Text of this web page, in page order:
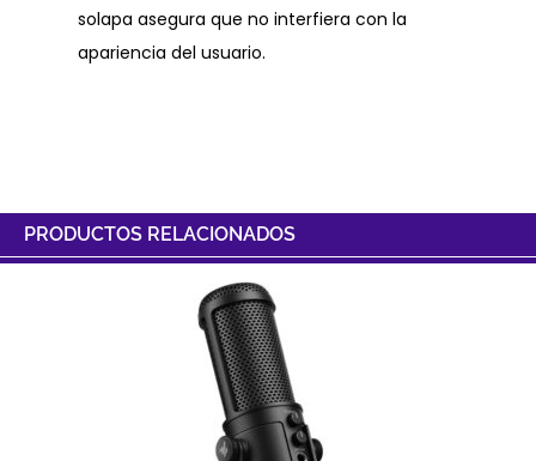
solapa asegura que no interfiera con la
apariencia del usuario.
PRODUCTOS RELACIONADOS